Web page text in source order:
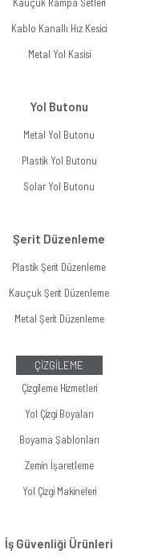
Kablo Kanallı Hız Kesici
Metal Yol Kasisi
Yol Butonu
Metal Yol Butonu
Plastik Yol Butonu
Solar Yol Butonu
Şerit Düzenleme
Plastik Şerit Düzenleme
Kauçuk Şerit Düzenleme
Metal Şerit Düzenleme
ÇİZGİLEME
Çizgileme Hizmetleri
Yol Çizgi Boyaları
Boyama Şablonları
Zemin İşaretleme
Yol Çizgi Makineleri
İş Güvenliği Ürünleri